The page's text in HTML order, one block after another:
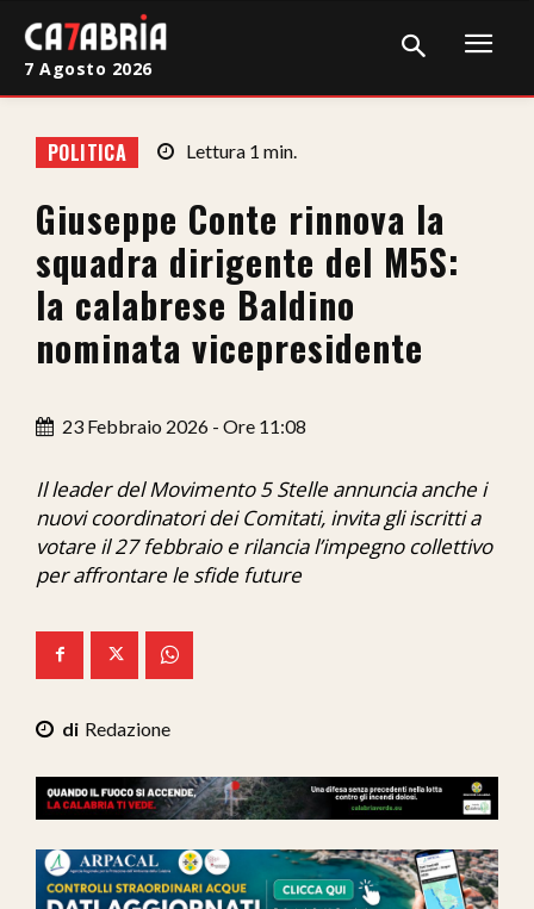
Cronaca
Giudiziaria
Politica
Sport
Sanità
Economia
Ita-Mondo
We Calabria
7 Agosto 2026
POLITICA Lettura 1 min.
Giuseppe Conte rinnova la
squadra dirigente del M5S:
la calabrese Baldino
nominata vicepresidente
23 Febbraio 2026 - Ore 11:08
Il leader del Movimento 5 Stelle annuncia anche i
nuovi coordinatori dei Comitati, invita gli iscritti a
votare il 27 febbraio e rilancia l’impegno collettivo
per affrontare le sfide future
Redazione